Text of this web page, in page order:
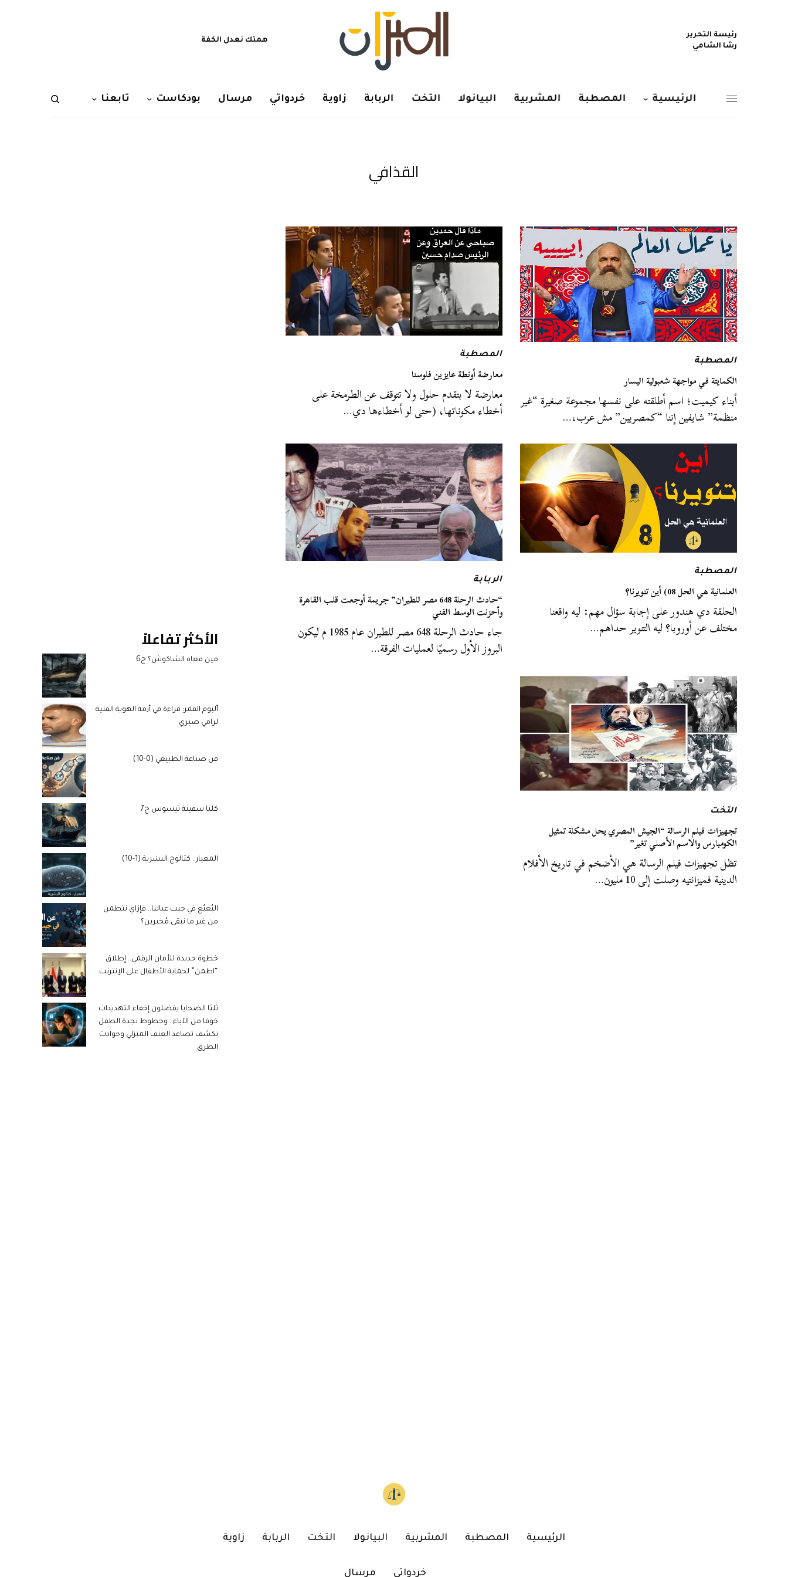
رئيسة التحرير
رشا الشامي
همتك نعدل الكفة
الرئيسية المصطبة المشربية البيانولا التخت الربابة زاوية خردواتي مرسال بودكاست تابعنا
القذافي
المصطبة
الكمايتة في مواجهة شعبولية اليسار
أبناء كيميت؛ اسم أطلقته على نفسها مجموعة صغيرة “غير
منظمة” شايفين إننا “كمصريين” مش عرب،…
المصطبة
معارضة أونطة عايزين فلوسنا
معارضة لا بتقدم حلول ولا تتوقف عن الطرمخة على
أخطاء مكوناتها، (حتى لو أخطاءها دي…
المصطبة
العلمانية هي الحل 08) أين تنويرنا؟
الحلقة دي هندور على إجابة سؤال مهم: ليه واقعنا
مختلف عن أوروبا؟ ليه التنوير حداهم…
الربابة
“حادث الرحلة 648 مصر للطيران” جريمة أوجعت قلب القاهرة
وأحزنت الوسط الفني
جاء حادث الرحلة 648 مصر للطيران عام 1985 م ليكون
البروز الأول رسميًا لعمليات الفرقة…
التخت
تجهيزات فيلم الرسالة “الجيش المصري يحل مشكلة تمثيل
الكومبارس والاسم الأصلي تغير”
تظل تجهيزات فيلم الرسالة هي الأضخم في تاريخ الأفلام
الدينية فميزانتيه وصلت إلى 10 مليون…
الأكثر تفاعلاً
مين معاه الشاكوش؟ ج6
ألبوم القمر: قراءة في أزمة الهوية الفنية
لرامي صبري
فن صناعة الطبيعي (0-10)
كلنا سفينة ثيسوس ج7
المعيار.. كتالوج البشرية (1-10)
البُعبُع في جيب عيالنا.. فإزاي نتطمن
من غير ما نبقى مُخبرين؟
خطوة جديدة للأمان الرقمي.. إطلاق
“اطمن” لحماية الأطفال على الإنترنت
ثُلثا الضحايا يفضلون إخفاء التهديدات
خوفا من الآباء.. وخطوط نجدة الطفل
تكشف تصاعد العنف المنزلي وحوادث
الطرق
الرئيسية المصطبة المشربية البيانولا التخت الربابة زاوية
خردواتي مرسال